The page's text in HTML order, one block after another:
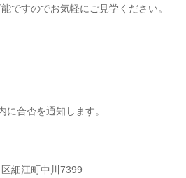
ですのでお気軽にご見学ください。
に合否を通知します。
細江町中川7399